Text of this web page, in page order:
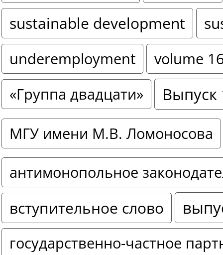
sustainable development
underemployment
volume
«Группа двадцати»
Выпуск
МГУ имени М.В. Ломоносова
антимонопольное
вступительное слово
государственно-частное